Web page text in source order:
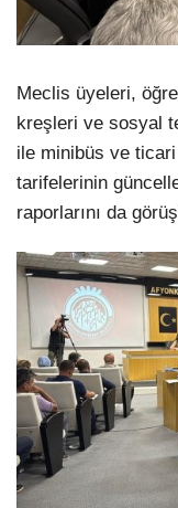
Meclis üyeleri,
kreşleri ve sosyal
ile minibüs ve
tarifelerinin
raporlarını da